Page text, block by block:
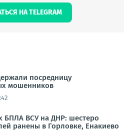
НА TELEGRAM
посредницу
мошенников
БПЛА ВСУ на ДНР: шестеро
ранены в Горловке, Енакиево